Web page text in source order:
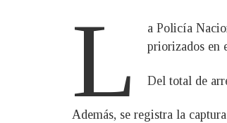
L
a Policía
priorizados en
Del total de
Además, se registra la